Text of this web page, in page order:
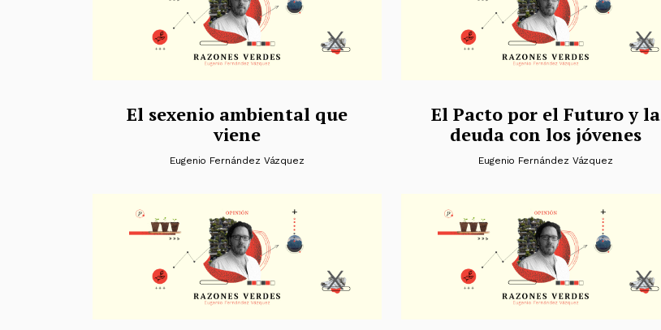
El sexenio ambiental que
viene
Eugenio Fernández Vázquez
El Pacto por el Futuro y la
deuda con los jóvenes
Eugenio Fernández Vázquez